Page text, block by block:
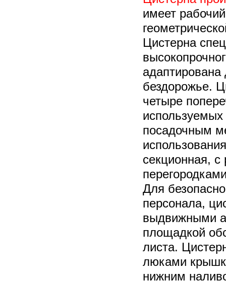
имеет
Цистерна
адаптирована
бездорожье.
четыре
посадочным
секционная,
Для
персонала,
выдвижными
площадкой
листа.
люками
нижним